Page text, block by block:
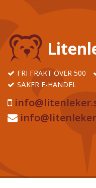
FRI FRAKT ÖVER 500
SÄKER E-HANDEL